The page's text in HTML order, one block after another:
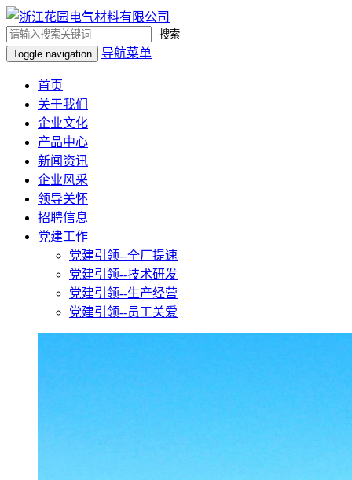
搜索
Toggle navigation
导航菜单
首页
关于我们
企业文化
产品中心
新闻资讯
企业风采
领导关怀
招聘信息
党建工作
党建引领--全厂提速
党建引领--技术研发
党建引领--生产经营
党建引领--员工关爱